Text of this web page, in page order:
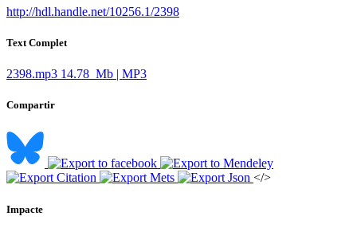
http://hdl.handle.net/10256.1/2398
Text Complet
2398.mp3 14.78 Mb | MP3
Compartir
</>
Impacte